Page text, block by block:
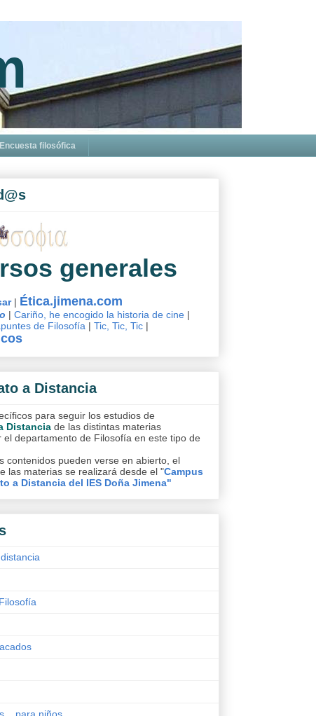
Encuesta filosófica
generales
| Ética.jimena.com
| Cariño, he encogido la historia de cine |
de Filosofía | Tic, Tic, Tic |
a Distancia
para seguir los estudios de
Distancia de las distintas materias
el departamento de Filosofía en este tipo de
contenidos pueden verse en abierto, el
las materias se realizará desde el "Campus
a Distancia del IES Doña Jimena"